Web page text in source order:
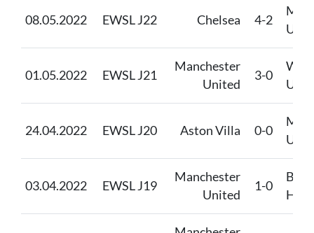
08.05.2022 EWSL J22 Chelsea 4-2
01.05.2022 EWSL J21
Manchester
United
3-0
24.04.2022 EWSL J20 Aston Villa 0-0
03.04.2022 EWSL J19
Manchester
United
1-0